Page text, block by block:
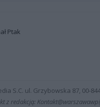
Ptak
S.C. ul. Grzybowska 87, 00-
z redakcją: